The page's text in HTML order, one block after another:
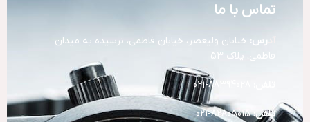
تماس با ما
رس: خیابان ولیعصر، خیابان فاطمی، نرسیده به میدان
فاطمی، پلاک 53
تلفن:82805015-021